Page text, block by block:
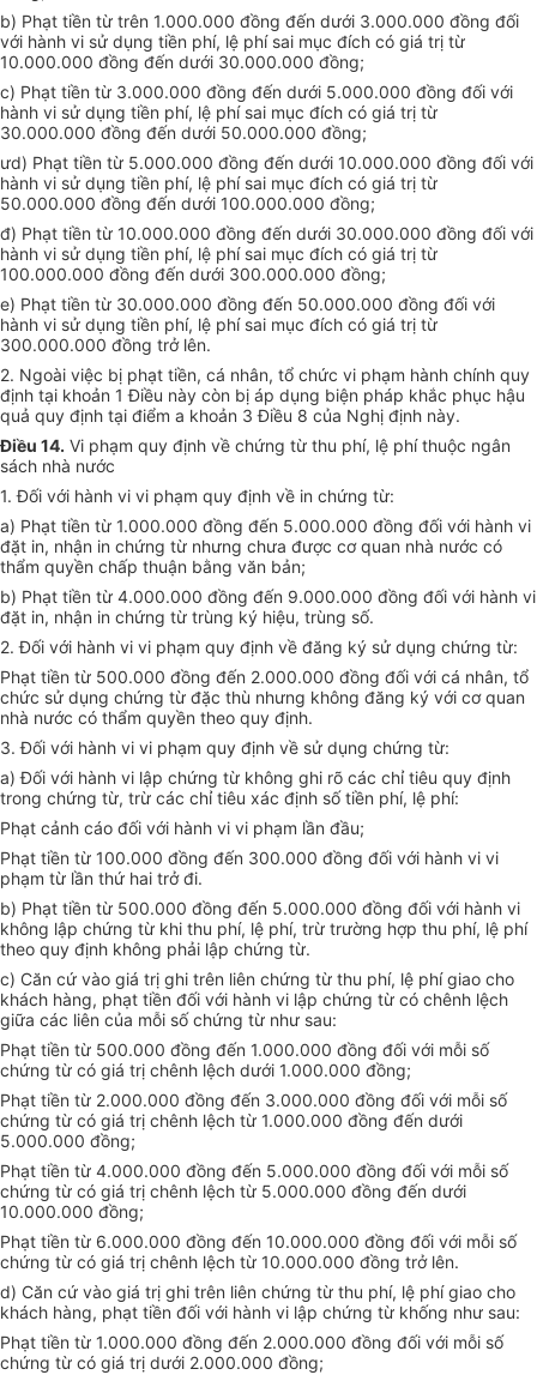
b) Phạt tiền từ trên 1.000.000 đồng đến dưới 3.000.000 đồng đối
với hành vi sử dụng tiền phí, lệ phí sai mục đích có giá trị từ
10.000.000 đồng đến dưới 30.000.000 đồng;
c) Phạt tiền từ 3.000.000 đồng đến dưới 5.000.000 đồng đối với
hành vi sử dụng tiền phí, lệ phí sai mục đích có giá trị từ
30.000.000 đồng đến dưới 50.000.000 đồng;
ưd) Phạt tiền từ 5.000.000 đồng đến dưới 10.000.000 đồng đối với
hành vi sử dụng tiền phí, lệ phí sai mục đích có giá trị từ
50.000.000 đồng đến dưới 100.000.000 đồng;
đ) Phạt tiền từ 10.000.000 đồng đến dưới 30.000.000 đồng đối với
hành vi sử dụng tiền phí, lệ phí sai mục đích có giá trị từ
100.000.000 đồng đến dưới 300.000.000 đồng;
e) Phạt tiền từ 30.000.000 đồng đến 50.000.000 đồng đối với
hành vi sử dụng tiền phí, lệ phí sai mục đích có giá trị từ
300.000.000 đồng trở lên.
2. Ngoài việc bị phạt tiền, cá nhân, tổ chức vi phạm hành chính quy
định tại khoản 1 Điều này còn bị áp dụng biện pháp khắc phục hậu
quả quy định tại điểm a khoản 3 Điều 8 của Nghị định này.
Điều 14. Vi phạm quy định về chứng từ thu phí, lệ phí thuộc ngân
sách nhà nước
1. Đối với hành vi vi phạm quy định về in chứng từ:
a) Phạt tiền từ 1.000.000 đồng đến 5.000.000 đồng đối với hành vi
đặt in, nhận in chứng từ nhưng chưa được cơ quan nhà nước có
thẩm quyền chấp thuận bằng văn bản;
b) Phạt tiền từ 4.000.000 đồng đến 9.000.000 đồng đối với hành vi
đặt in, nhận in chứng từ trùng ký hiệu, trùng số.
2. Đối với hành vi vi phạm quy định về đăng ký sử dụng chứng từ:
Phạt tiền từ 500.000 đồng đến 2.000.000 đồng đối với cá nhân, tổ
chức sử dụng chứng từ đặc thù nhưng không đăng ký với cơ quan
nhà nước có thẩm quyền theo quy định.
3. Đối với hành vi vi phạm quy định về sử dụng chứng từ:
a) Đối với hành vi lập chứng từ không ghi rõ các chỉ tiêu quy định
trong chứng từ, trừ các chỉ tiêu xác định số tiền phí, lệ phí:
Phạt cảnh cáo đối với hành vi vi phạm lần đầu;
Phạt tiền từ 100.000 đồng đến 300.000 đồng đối với hành vi vi
phạm từ lần thứ hai trở đi.
b) Phạt tiền từ 500.000 đồng đến 5.000.000 đồng đối với hành vi
không lập chứng từ khi thu phí, lệ phí, trừ trường hợp thu phí, lệ phí
theo quy định không phải lập chứng từ.
c) Căn cứ vào giá trị ghi trên liên chứng từ thu phí, lệ phí giao cho
khách hàng, phạt tiền đối với hành vi lập chứng từ có chênh lệch
giữa các liên của mỗi số chứng từ như sau:
Phạt tiền từ 500.000 đồng đến 1.000.000 đồng đối với mỗi số
chứng từ có giá trị chênh lệch dưới 1.000.000 đồng;
Phạt tiền từ 2.000.000 đồng đến 3.000.000 đồng đối với mỗi số
chứng từ có giá trị chênh lệch từ 1.000.000 đồng đến dưới
5.000.000 đồng;
Phạt tiền từ 4.000.000 đồng đến 5.000.000 đồng đối với mỗi số
chứng từ có giá trị chênh lệch từ 5.000.000 đồng đến dưới
10.000.000 đồng;
Phạt tiền từ 6.000.000 đồng đến 10.000.000 đồng đối với mỗi số
chứng từ có giá trị chênh lệch từ 10.000.000 đồng trở lên.
d) Căn cứ vào giá trị ghi trên liên chứng từ thu phí, lệ phí giao cho
khách hàng, phạt tiền đối với hành vi lập chứng từ khống như sau:
Phạt tiền từ 1.000.000 đồng đến 2.000.000 đồng đối với mỗi số
chứng từ có giá trị dưới 2.000.000 đồng;